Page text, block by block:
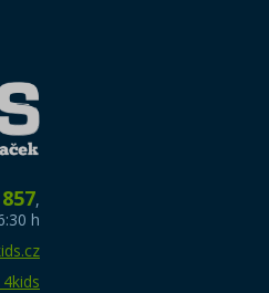
,
h